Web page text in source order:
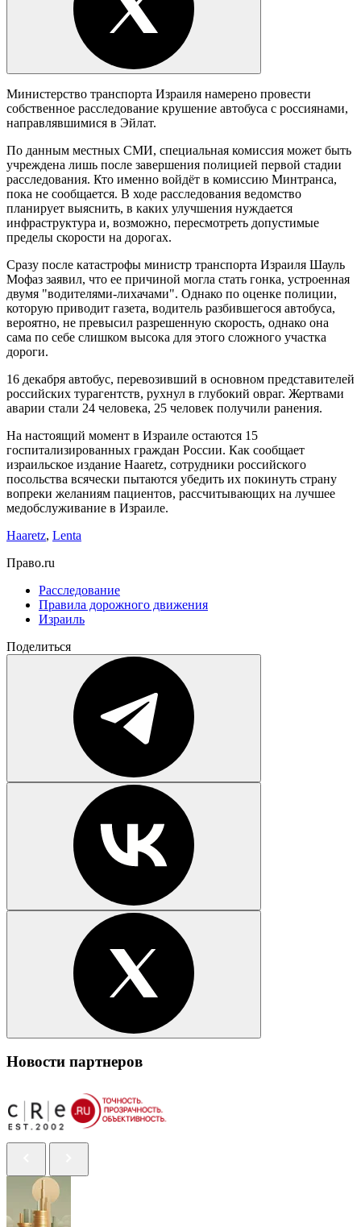
Министерство транспорта Израиля намерено провести
собственное расследование крушение автобуса с россиянами,
направлявшимися в Эйлат.
По данным местных СМИ, специальная комиссия может быть
учреждена лишь после завершения полицией первой стадии
расследования. Кто именно войдёт в комиссию Минтранса,
пока не сообщается. В ходе расследования ведомство
планирует выяснить, в каких улучшения нуждается
инфраструктура и, возможно, пересмотреть допустимые
пределы скорости на дорогах.
Сразу после катастрофы министр транспорта Израиля Шауль
Мофаз заявил, что ее причиной могла стать гонка, устроенная
двумя "водителями-лихачами". Однако по оценке полиции,
которую приводит газета, водитель разбившегося автобуса,
вероятно, не превысил разрешенную скорость, однако она
сама по себе слишком высока для этого сложного участка
дороги.
16 декабря автобус, перевозивший в основном представителей
российских турагентств, рухнул в глубокий овраг. Жертвами
аварии стали 24 человека, 25 человек получили ранения.
На настоящий момент в Израиле остаются 15
госпитализированных граждан России. Как сообщает
израильское издание Haaretz, сотрудники российского
посольства всячески пытаются убедить их покинуть страну
вопреки желаниям пациентов, рассчитывающих на лучшее
медобслуживание в Израиле.
Haaretz, Lenta
Право.ru
Расследование
Правила дорожного движения
Израиль
Поделиться
Новости партнеров